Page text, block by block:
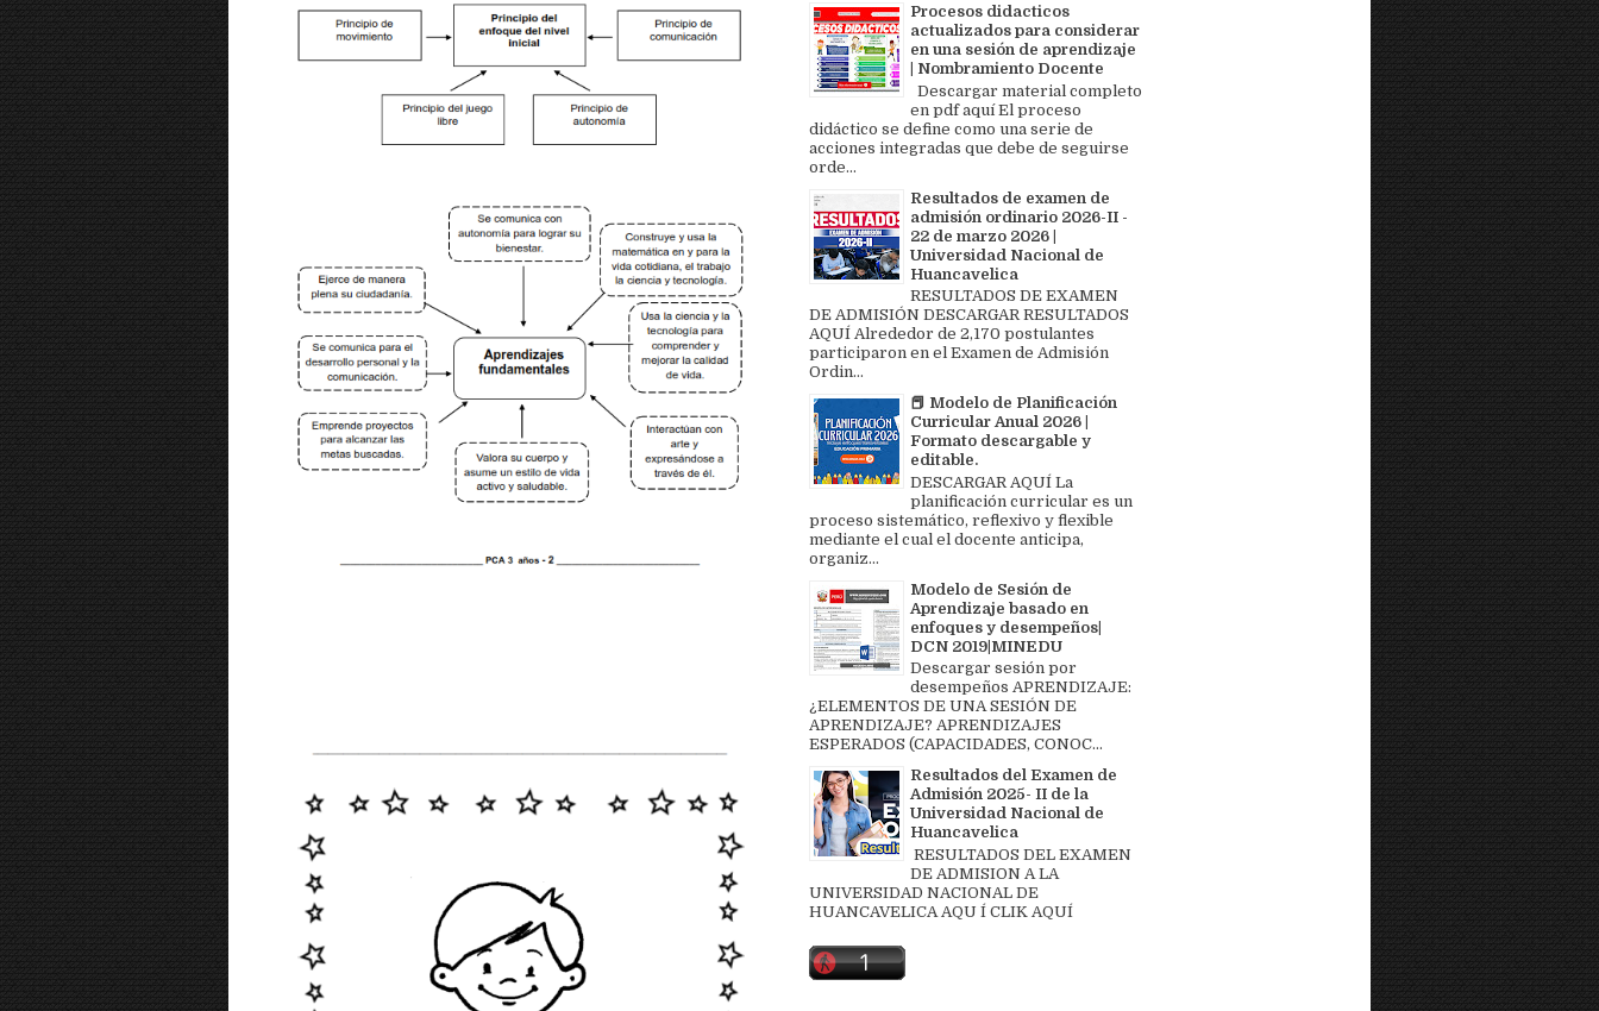
Procesos didacticos
actualizados para considerar
en una sesión de aprendizaje
| Nombramiento Docente
Descargar material completo
en pdf aquí El proceso
didáctico se define como una serie de
acciones integradas que debe de seguirse
orde...
Resultados de examen de
admisión ordinario 2026-II -
22 de marzo 2026 |
Universidad Nacional de
Huancavelica
RESULTADOS DE EXAMEN
DE ADMISIÓN DESCARGAR RESULTADOS
AQUÍ Alrededor de 2,170 postulantes
participaron en el Examen de Admisión
Ordin...
📕 Modelo de Planificación
Curricular Anual 2026 |
Formato descargable y
editable.
DESCARGAR AQUÍ La
planificación curricular es un
proceso sistemático, reflexivo y flexible
mediante el cual el docente anticipa,
organiz...
Modelo de Sesión de
Aprendizaje basado en
enfoques y desempeños|
DCN 2019|MINEDU
Descargar sesión por
desempeños APRENDIZAJE:
¿ELEMENTOS DE UNA SESIÓN DE
APRENDIZAJE? APRENDIZAJES
ESPERADOS (CAPACIDADES, CONOC...
Resultados del Examen de
Admisión 2025- II de la
Universidad Nacional de
Huancavelica
RESULTADOS DEL EXAMEN
DE ADMISION A LA
UNIVERSIDAD NACIONAL DE
HUANCAVELICA AQU Í CLIK AQUÍ